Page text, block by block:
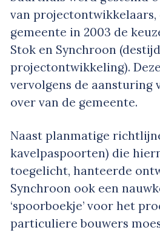
van projectontwikkelaars,
gemeente in 2003 de
Stok en Synchroon
projectontwikkeling).
vervolgens de aansturing
over van de gemeente.
Naast planmatige
kavelpaspoorten) die
toegelicht, hanteerde
Synchroon ook een
‘spoorboekje’ voor het
particuliere bouwers